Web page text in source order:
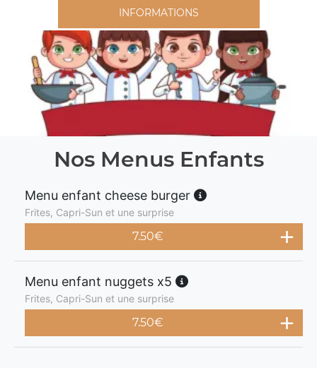
INFORMATIONS
Nos Menus Enfants
Menu enfant cheese burger
Frites, Capri-Sun et une surprise
7.50€
Menu enfant nuggets x5
Frites, Capri-Sun et une surprise
7.50€